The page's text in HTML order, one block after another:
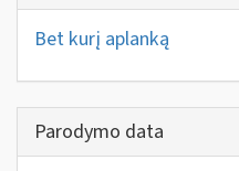
Bet kurį aplanką
Parodymo data